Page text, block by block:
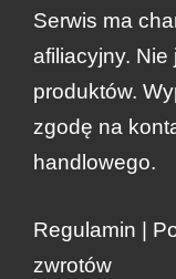
Serwis ma
afiliacyjny.
produktów.
zgodę na
handlowego.
Regulamin |
zwrotów